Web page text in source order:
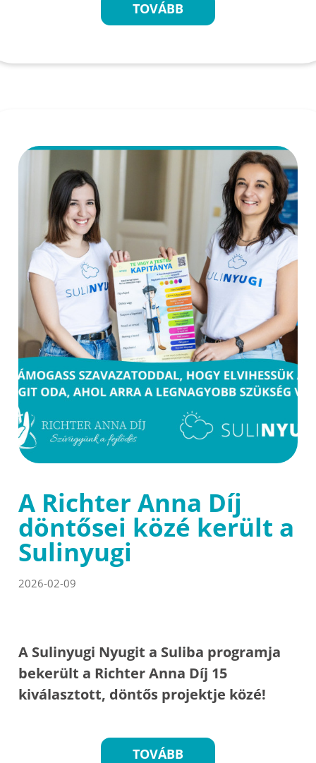
TOVÁBB
A Richter Anna Díj
döntősei közé került a
Sulinyugi
2026-02-09
A Sulinyugi Nyugit a Suliba programja
bekerült a Richter Anna Díj 15
kiválasztott, döntős projektje közé!
TOVÁBB